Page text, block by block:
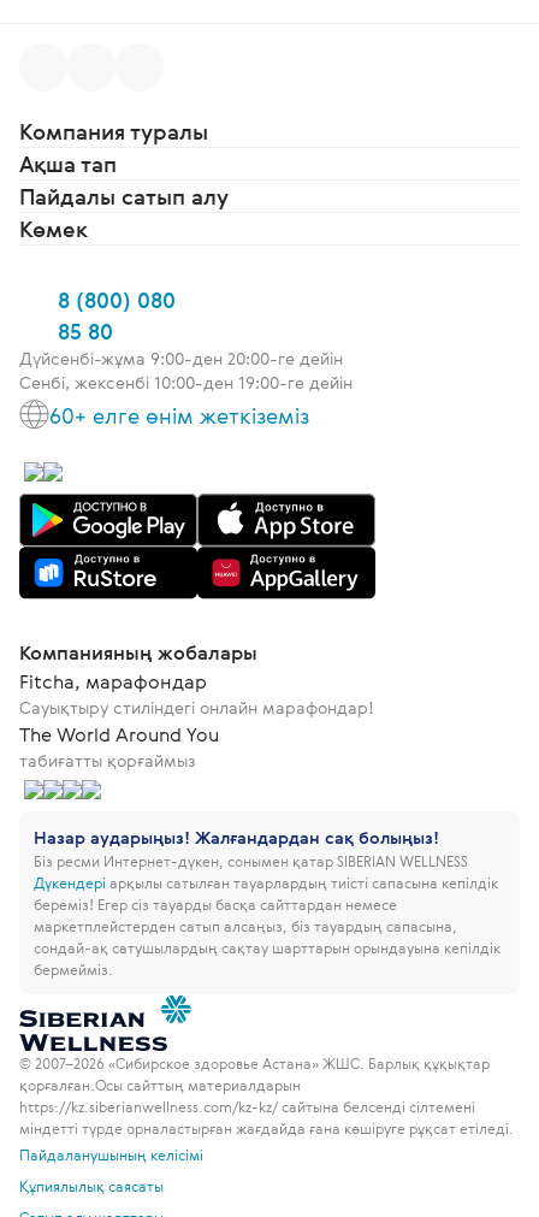
Компания туралы
Ақша тап
Пайдалы сатып алу
Көмек
8 (800) 080
85 80
Дүйсенбі-жұма 9:00-ден 20:00-ге дейін
Сенбі, жексенбі 10:00-ден 19:00-ге дейін
60+ елге өнім жеткіземіз
Компанияның жобалары
Fitcha, марафондар
Сауықтыру стиліндегі онлайн марафондар!
The World Around You
табиғатты қорғаймыз
Назар аударыңыз! Жалғандардан сақ болыңыз!
Біз ресми Интернет-дүкен, сонымен қатар SIBERIAN WELLNESS
Дүкендері арқылы сатылған тауарлардың тиісті сапасына кепілдік
береміз! Егер сіз тауарды басқа сайттардан немесе
маркетплейстерден сатып алсаңыз, біз тауардың сапасына,
сондай-ақ сатушылардың сақтау шарттарын орындауына кепілдік
бермейміз.
© 2007–2026 «Сибирское здоровье Астана» ЖШС. Барлық құқықтар
қорғалған. Осы сайттың материалдарын
https://kz.siberianwellness.com/kz-kz/ сайтына белсенді сілтемені
міндетті түрде орналастырған жағдайда ғана көшіруге рұқсат етіледі.
Пайдаланушының келісімі
Құпиялылық саясаты